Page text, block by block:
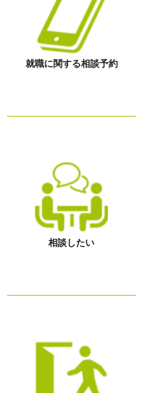
就職に関する相談予約
相談したい